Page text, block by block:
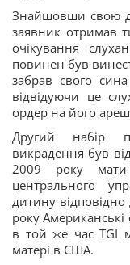
Знайшовши свою
заявник отримав
очікування
повинен був
забрав свого
відвідуючи це
ордер на його
Другий набір
викрадення був
2009 року мати
центрального
дитину відповідно
року
в той же час TGI
матері в США.